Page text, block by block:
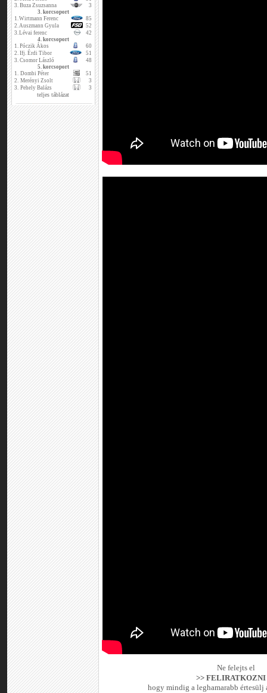
3. Buza Zsuzsanna
3
3. korcsoport
1.Wirtmann Ferenc
85
2.Auszmann Gyula
52
3.Lévai ferenc
42
4. korcsoport
1. Póczik Ákos
60
2. Ifj. Érdi Tibor
51
3. Csomor László
48
5. korcsoport
1. Dombi Péter
51
2. Merényi Zsolt
3
3. Pehely Balázs 3
teljes táblázat
Ne felejts el
>> FELIRATKOZNI
hogy mindig a leghamarabb